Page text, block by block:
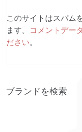
このサイトはスパム
ます。
コメントデー
ださい。
ブランドを検索